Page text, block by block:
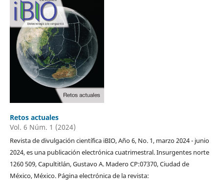
Retos actuales
Vol. 6 Núm. 1 (2024)
Revista de divulgación científica iBIO, Año 6, No. 1, marzo 2024 - junio
2024, es una publicación electrónica cuatrimestral. Insurgentes norte
1260 509, Capultitlán, Gustavo A. Madero CP:07370, Ciudad de
México, México. Página electrónica de la revista: